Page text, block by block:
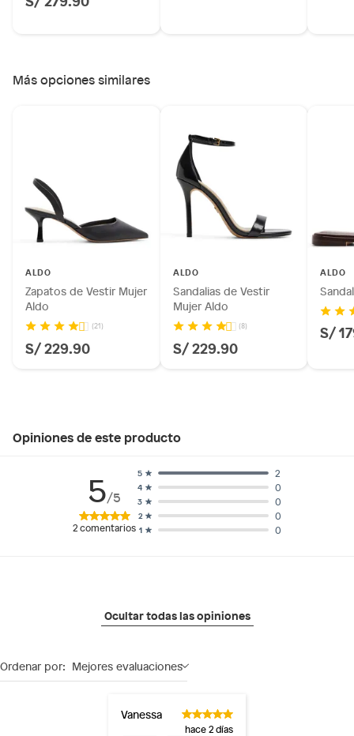
Más opciones similares
ALDO
Zapatos de Vestir Mujer
Aldo
(21)
S/ 229.90
ALDO
Sandalias de Vestir
Mujer Aldo
(8)
S/ 229.90
ALDO
S/
Opiniones de este producto
5/5
2comentarios 1 0
2 0
3 0
4 0
5 2
Ocultar todas las opiniones
Ordenar por: Mejores evaluaciones
Vanessa
hace 2 días